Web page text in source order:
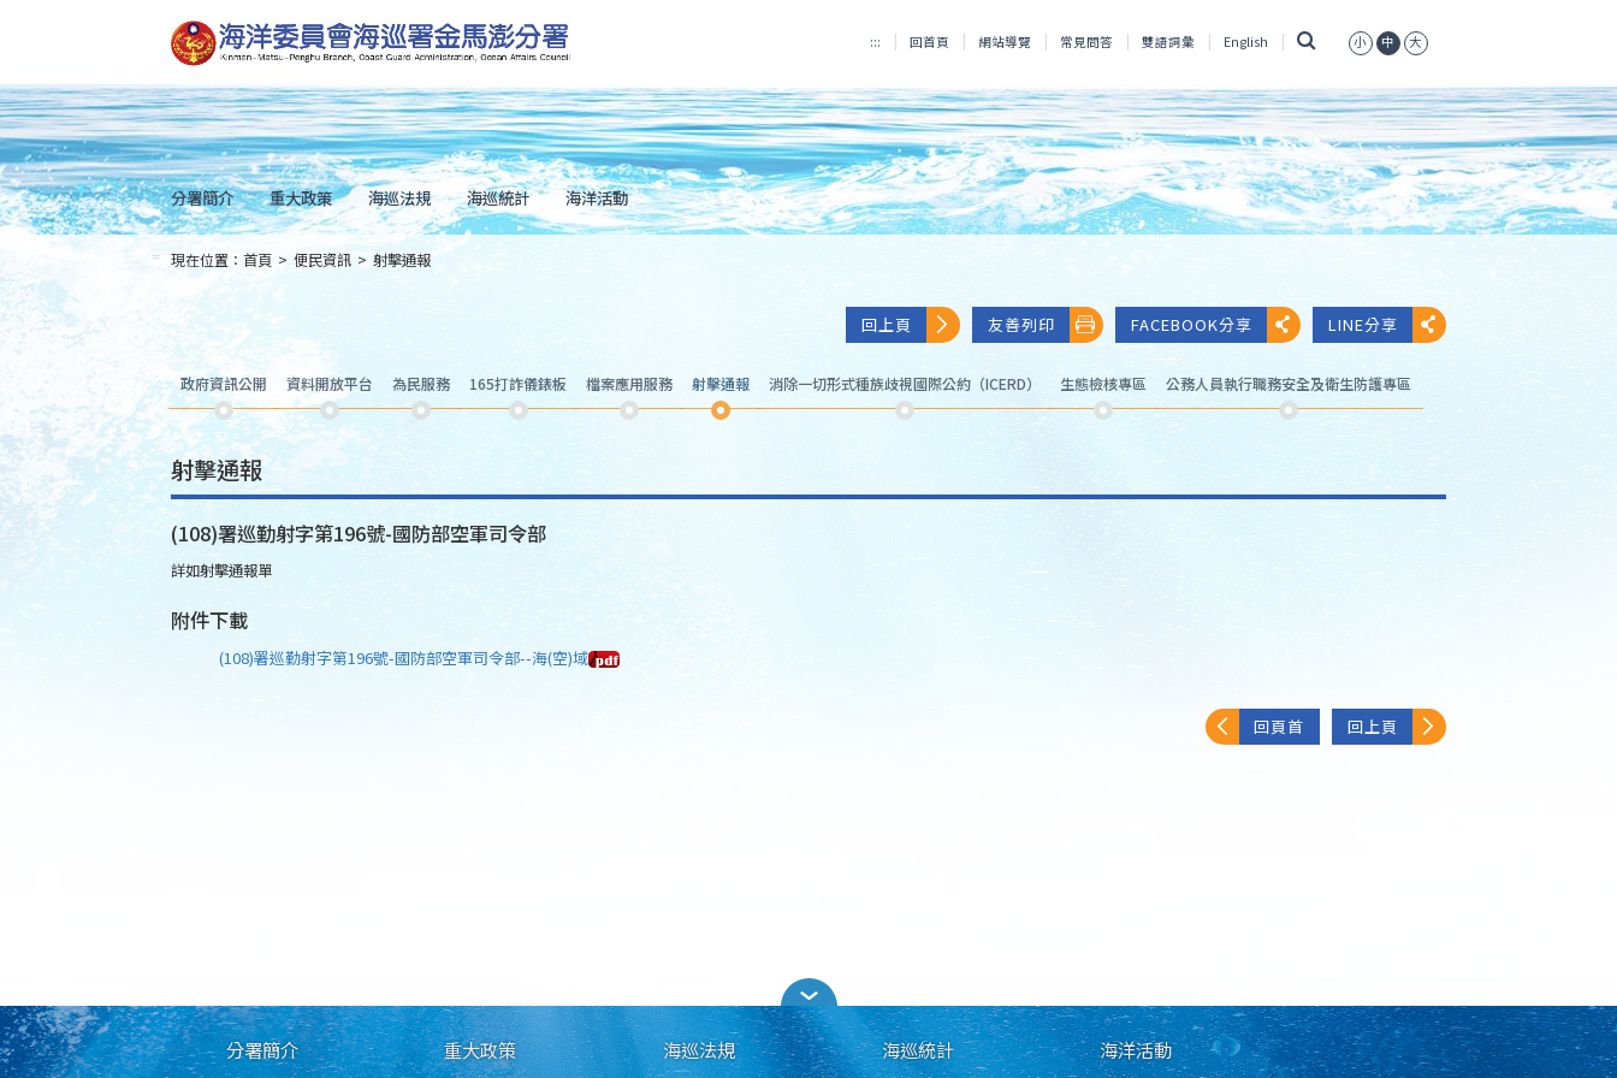
到
主
要
內
容
Skip
to
main
content
::: 回首頁 網站導覽 常見問答 雙語詞彙 English 小 中 大
分署簡介 重大政策 海巡法規 海巡統計 海洋活動
::: 現在位置： 首頁 > 便民資訊 > 射擊通報
回上頁 友善列印 FACEBOOK分享 LINE分享
政府資訊公開 資料開放平台 為民服務 165打詐儀錶板 檔案應用服務 射擊通報 消除一切形式種族歧視國際公約（ICERD） 生態檢核專區 公務人員執行職務安全及衛生防護專區
射擊通報
(108)署巡勤射字第196號-國防部空軍司令部
詳如射擊通報單
附件下載
(108)署巡勤射字第196號-國防部空軍司令部--海(空)域
回頁首 回上頁
分署簡介 重大政策 海巡法規 海巡統計 海洋活動